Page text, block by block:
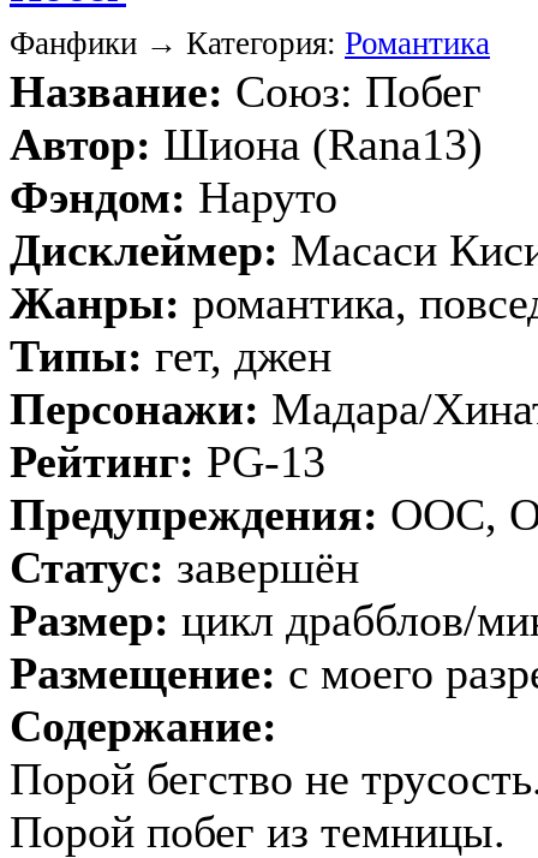
Фанфики → Категория: Романтика
Название: Союз: Побег
Автор: Шиона (Rana13)
Фэндом: Наруто
Дисклеймер: Масаси
Жанры: романтика,
Типы: гет, джен
Персонажи: Мадара/
Рейтинг: PG-13
Предупреждения: ООС,
Статус: завершён
Размер: цикл драбблов/
Размещение: с моего
Содержание:
Порой бегство не
Порой побег из темницы.